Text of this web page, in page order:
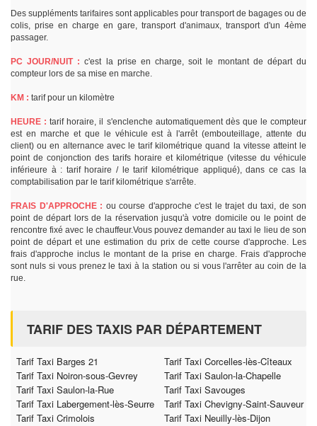
Des suppléments tarifaires sont applicables pour transport de bagages ou de
colis, prise en charge en gare, transport d'animaux, transport d'un 4ème
passager.
PC JOUR/NUIT : c'est la prise en charge, soit le montant de départ du
compteur lors de sa mise en marche.
KM : tarif pour un kilomètre
HEURE : tarif horaire, il s'enclenche automatiquement dès que le compteur
est en marche et que le véhicule est à l'arrêt (embouteillage, attente du
client) ou en alternance avec le tarif kilométrique quand la vitesse atteint le
point de conjonction des tarifs horaire et kilométrique (vitesse du véhicule
inférieure à : tarif horaire / le tarif kilométrique appliqué), dans ce cas la
comptabilisation par le tarif kilométrique s'arrête.
FRAIS D'APPROCHE : ou course d'approche c'est le trajet du taxi, de son
point de départ lors de la réservation jusqu'à votre domicile ou le point de
rencontre fixé avec le chauffeur.Vous pouvez demander au taxi le lieu de son
point de départ et une estimation du prix de cette course d'approche. Les
frais d'approche inclus le montant de la prise en charge. Frais d'approche
sont nuls si vous prenez le taxi à la station ou si vous l'arrêter au coin de la
rue.
TARIF DES TAXIS PAR DÉPARTEMENT
Tarif Taxi Barges 21
Tarif Taxi Corcelles-lès-Cîteaux
Tarif Taxi Noiron-sous-Gevrey
Tarif Taxi Saulon-la-Chapelle
Tarif Taxi Saulon-la-Rue
Tarif Taxi Savouges
Tarif Taxi Labergement-lès-Seurre
Tarif Taxi Chevigny-Saint-Sauveur
Tarif Taxi Crimolois
Tarif Taxi Neuilly-lès-Dijon